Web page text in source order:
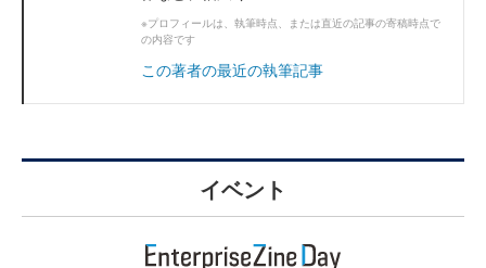
※プロフィールは、執筆時点、または直近の記事の寄稿時点で
の内容です
この著者の最近の執筆記事
イベント